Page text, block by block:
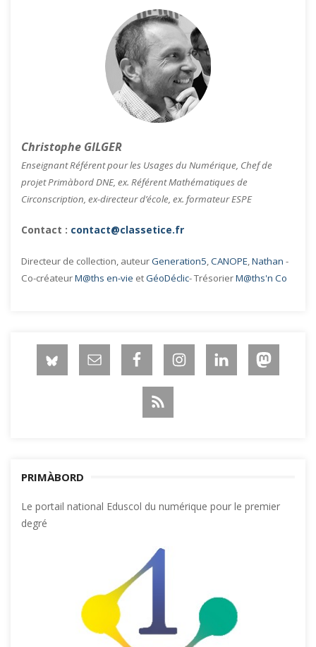
Christophe GILGER
Enseignant Référent pour les Usages du Numérique, Chef de
projet Primàbord DNE, ex. Référent Mathématiques de
Circonscription, ex-directeur d’école, ex. formateur ESPE
Contact : contact@classetice.fr
Directeur de collection, auteurGeneration5,CANOPE,Nathan -
Co-créateurM@ths en-vie etGéoDéclic- TrésorierM@ths'n Co
PRIMÀBORD
Le portail national Eduscol du numérique pour le premier
degré